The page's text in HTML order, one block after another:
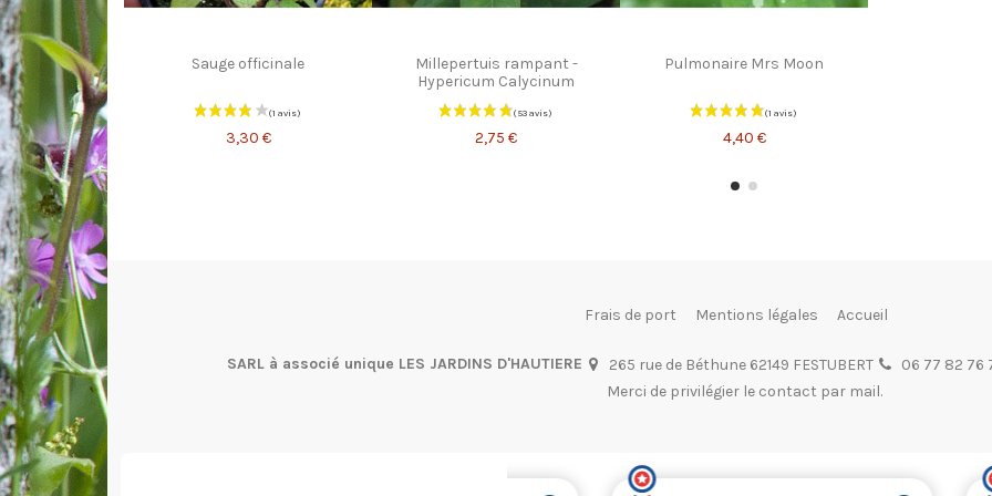
Sauge officinale
3,30 €
Millepertuis rampant -
Hypericum Calycinum
2,75 €
Pulmonaire Mrs Moon
4,40 €
Frais de port Mentions légales Accueil
SARL à associé unique LES JARDINS D'HAUTIERE 265 rue de Béthune 62149 FESTUBERT 06 77 82 76
Merci de privilégier le contact par mail.